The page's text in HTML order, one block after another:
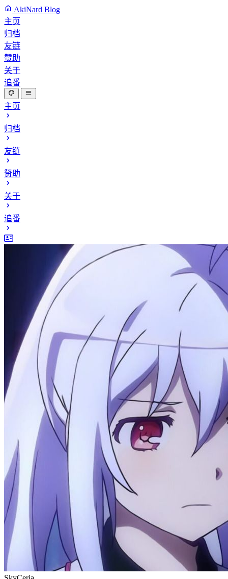
AkiNard Blog
主页
归档
友链
赞助
关于
追番
主页
归档
友链
赞助
关于
追番